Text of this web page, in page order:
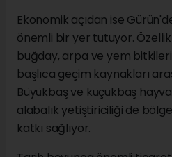
Ekonomik açıdan ise
önemli bir yer tutuyor.
buğday, arpa ve yem
başlıca geçim kaynakları
Büyükbaş ve küçükbaş
alabalık yetiştiriciliği de
katkı sağlıyor.